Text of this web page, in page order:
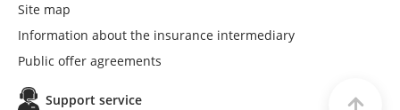
Site map
Information about the insurance intermediary
Public offer agreements
Support service